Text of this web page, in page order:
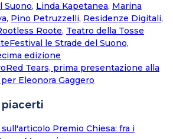
Suono, Linda Kapetanea, Marina
, Pino Petruzzelli, Residenze Digitali,
Roote, Teatro della Tosse
Festival le Strade del Suono,
edizione
Red Tears, prima presentazione alla
Eleonora Gaggero
piacerti